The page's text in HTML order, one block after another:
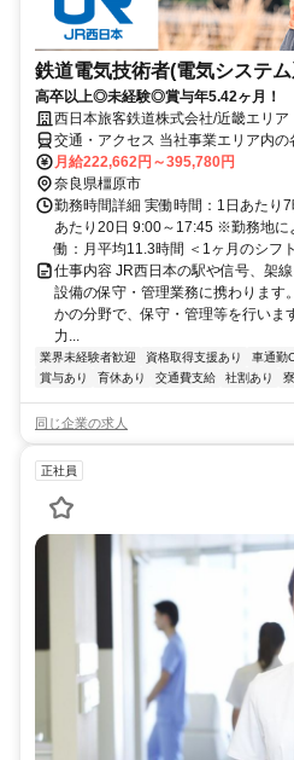
鉄道電気技術者(電気システ
高卒以上◎未経験◎賞与年5.42ヶ月！
西日本旅客鉄道株式会社/近畿エリア
交通・アクセス 当社事業エリア内
月給222,662円～395,780円
奈良県橿原市
勤務時間詳細 実働時間：1日あたり
あたり20日 9:00～17:45 ※勤務地
働：月平均11.3時間 ＜1ヶ月のシフ
仕事内容 JR西日本の駅や信号、架
設備の保守・管理業務に携わりま
かの分野で、保守・管理等を行いま
力...
業界未経験者歓迎 資格取得支援あり 車通勤
賞与あり
育休あり 交通費支給 社割あり
同じ企業の求人
正社員